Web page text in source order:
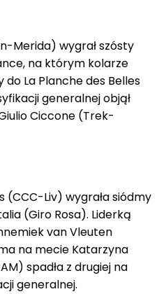
Merida) wygrał szósty
na którym kolarze
do La Planche des Belles
generalnej objął
Ciccone (Trek-
(CCC-Liv) wygrała siódmy
(Giro Rosa). Liderką
van Vleuten
na mecie Katarzyna
spadła z drugiej na
generalnej.